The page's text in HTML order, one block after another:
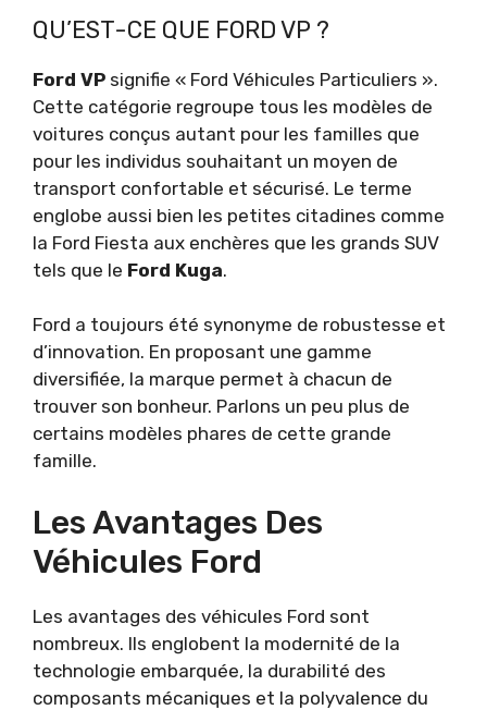
QU’EST-CE QUE FORD VP ?
Ford VP signifie « Ford Véhicules Particuliers ».
Cette catégorie regroupe tous les modèles de
voitures conçus autant pour les familles que
pour les individus souhaitant un moyen de
transport confortable et sécurisé. Le terme
englobe aussi bien les petites citadines comme
la Ford Fiesta aux enchères que les grands SUV
tels que le Ford Kuga.
Ford a toujours été synonyme de robustesse et
d’innovation. En proposant une gamme
diversifiée, la marque permet à chacun de
trouver son bonheur. Parlons un peu plus de
certains modèles phares de cette grande
famille.
Les Avantages Des
Véhicules Ford
Les avantages des véhicules Ford sont
nombreux. Ils englobent la modernité de la
technologie embarquée, la durabilité des
composants mécaniques et la polyvalence du